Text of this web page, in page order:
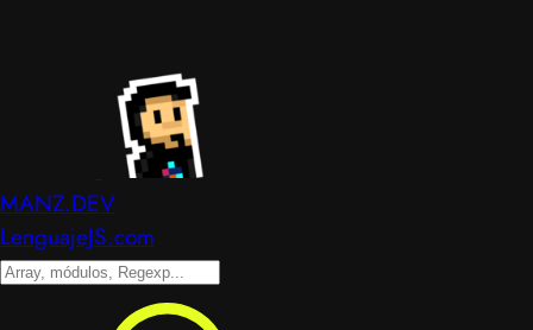
MANZ.DEV
LenguajeJS.com